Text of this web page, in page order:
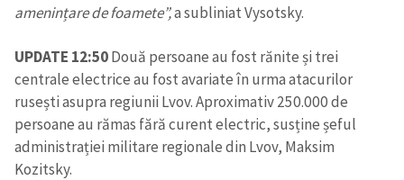
amenințare de foamete”,a subliniat Vysotsky.
UPDATE 12:50Două persoane au fost rănite și trei
centrale electrice au fost avariate în urma atacurilor
rusești asupra regiunii Lvov. Aproximativ 250.000 de
persoane au rămas fără curent electric, susține șeful
administrației militare regionale din Lvov, Maksim
Kozitsky.